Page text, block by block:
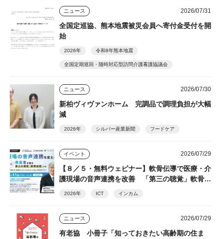
ニュース 2026/07/31
全国定巡協、熊本地震被災会員へ寄付金受付を開
始
2026年 令和8年熊本地震
全国定期巡回・随時対応型訪問介護看護協議会
ニュース 2026/07/30
新柏ヴィヴァンホーム 完調品で調理負担が大幅
減
2026年 シルバー産業新聞 フードケア
イベント 2026/07/29
【８／５・無料ウェビナー】軟骨伝導で医療・介
護現場の音声連携を改善 「第三の聴覚」軟骨伝
導の発見者・細井裕司氏が解説
2026年 ICT インカム
ニュース 2026/07/29
有老協 小冊子「知っておきたい高齢期の住ま